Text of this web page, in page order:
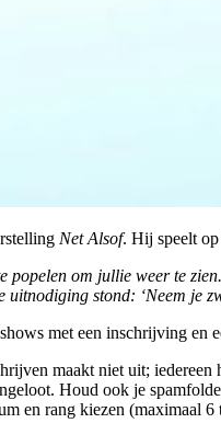
Net Alsof. Hij speelt
om jullie weer te
stond: ‘Neem je
met een inschrijving
maakt niet uit; iedereen
Houd ook je
en rang kiezen (maximaal 6